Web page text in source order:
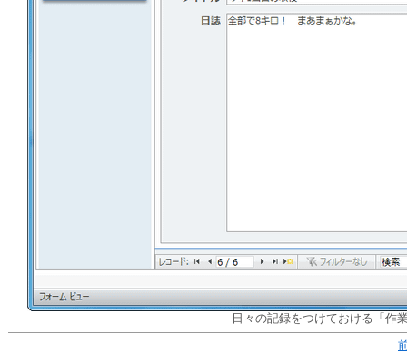
日々の記録をつけておける「作